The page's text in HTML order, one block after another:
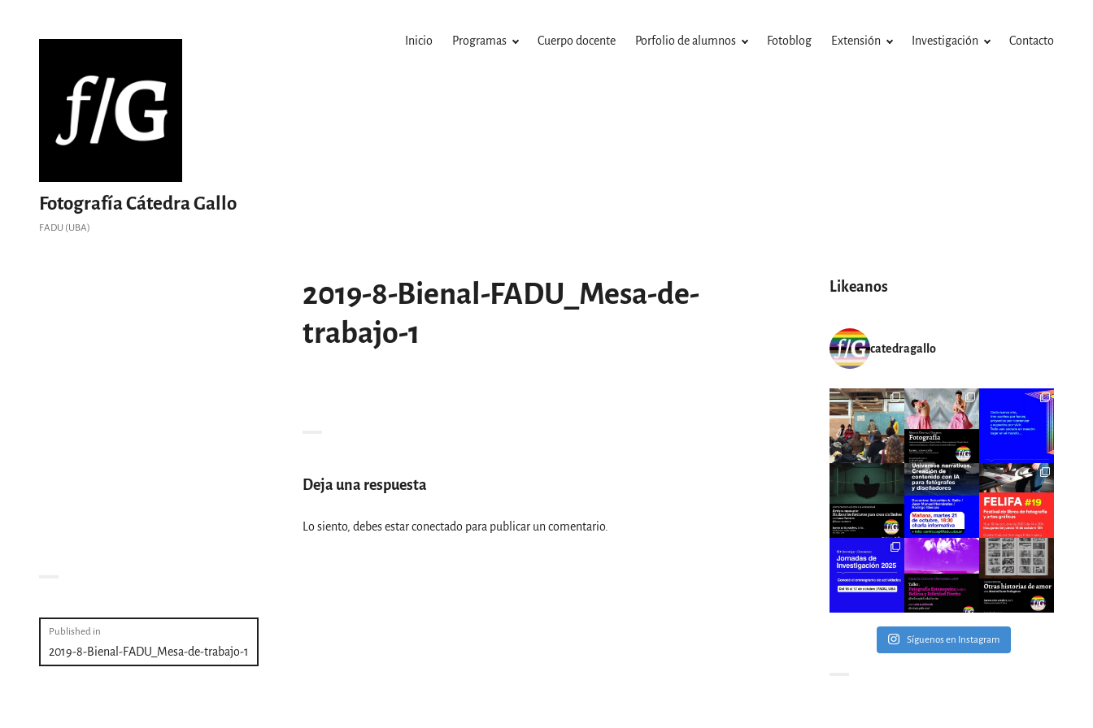
Fotografía Cátedra Gallo
FADU (UBA)
Inicio Programas Cuerpo docente Porfolio de alumnos Fotoblog Extensión Investigación Contacto
2019-8-Bienal-FADU_Mesa-de-
trabajo-1
Deja una respuesta
Lo siento, debes estarconectado para publicar un comentario.
Navegación
de
Published in
2019-8-Bienal-FADU_Mesa-de-trabajo-1
Likeanos
catedragallo
Síguenos en Instagram